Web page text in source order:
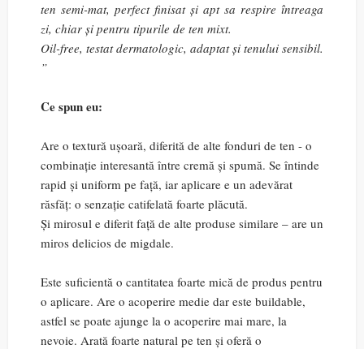
ten semi-mat, perfect finisat și apt sa respire întreaga
zi, chiar și pentru tipurile de ten mixt.
Oil-free, testat dermatologic, adaptat și tenului sensibil.
”
Ce spun eu:
Are o textură ușoară, diferită de alte fonduri de ten - o
combinație interesantă între cremă și spumă. Se întinde
rapid și uniform pe față, iar aplicare e un adevărat
răsfăț: o senzație catifelată foarte plăcută.
Și mirosul e diferit față de alte produse similare – are un
miros delicios de migdale.
Este suficientă o cantitatea foarte mică de produs pentru
o aplicare. Are o acoperire medie dar este buildable,
astfel se poate ajunge la o acoperire mai mare, la
nevoie. Arată foarte natural pe ten și oferă o